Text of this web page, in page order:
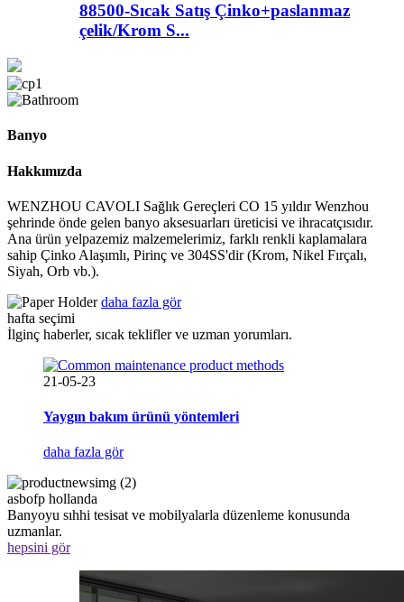
88500-Sıcak Satış Çinko+paslanmaz
çelik/Krom S...
Banyo
Hakkımızda
WENZHOU CAVOLI Sağlık Gereçleri CO 15 yıldır Wenzhou
şehrinde önde gelen banyo aksesuarları üreticisi ve ihracatçısıdır.
Ana ürün yelpazemiz malzemelerimiz, farklı renkli kaplamalara
sahip Çinko Alaşımlı, Pirinç ve 304SS'dir (Krom, Nikel Fırçalı,
Siyah, Orb vb.).
daha fazla gör
hafta seçimi
İlginç haberler, sıcak teklifler ve uzman yorumları.
21-05-23
Yaygın bakım ürünü yöntemleri
daha fazla gör
asbofp hollanda
Banyoyu sıhhi tesisat ve mobilyalarla düzenleme konusunda
uzmanlar.
hepsini gör